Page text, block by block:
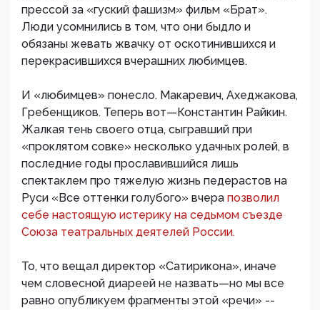
прессой за «гуский фашизм» фильм «Брат».
Люди усомнились в том, что они быдло и
обязаны жевать жвачку от оскотинившихся и
перекрасившихся вчерашних любимцев.
И «любимцев» понесло. Макаревич, Ахеджакова,
Гребенщиков. Теперь вот—Константин Райкин.
Жалкая тень своего отца, сыгравший при
«проклятом совке» несколько удачных ролей, в
последние годы прославившийся лишь
спектаклем про тяжелую жизнь педерастов на
Руси «Все оттенки голубого» вчера позволил
себе настоящую истерику на седьмом съезде
Союза театральных деятелей России.
То, что вещал директор «Сатирикона», иначе
чем словесной диареей не назвать—но мы все
равно опубликуем фрагменты этой «речи» --